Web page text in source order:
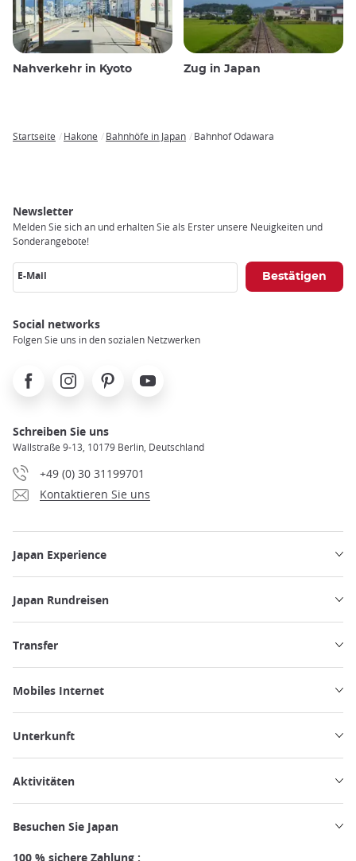
Nahverkehr in Kyoto Zug in Japan
Startseite Hakone Bahnhöfe in Japan Bahnhof Odawara
Newsletter
Melden Sie sich an und erhalten Sie als Erster unsere Neuigkeiten und
Sonderangebote!
E-Mail
Social networks
Folgen Sie uns in den sozialen Netzwerken
FacebookInstagramPinterest Youtube
Schreiben Sie uns
Wallstraße 9-13, 10179 Berlin, Deutschland
+49 (0) 30 31199701
Kontaktieren Sie uns
Japan Experience
Japan Rundreisen
Transfer
Mobiles Internet
Unterkunft
Aktivitäten
Besuchen Sie Japan
100 % sichere Zahlung :